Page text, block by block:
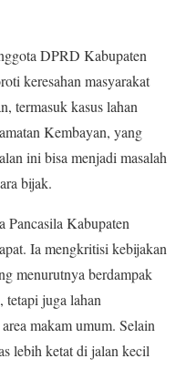
DPRD Kabupaten
keresahan masyarakat
termasuk kasus lahan
Kembayan, yang
ini bisa menjadi masalah
bijak.
Pancasila Kabupaten
Ia mengkritisi kebijakan
menurutnya berdampak
tetapi juga lahan
makam umum. Selain
lebih ketat di jalan kecil